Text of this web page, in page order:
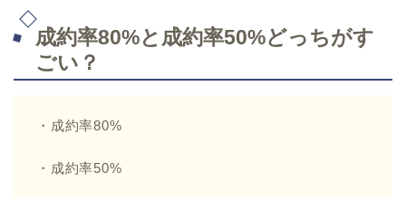
成約率80%と成約率50%どっちがす
ごい？
・成約率80%
・成約率50%